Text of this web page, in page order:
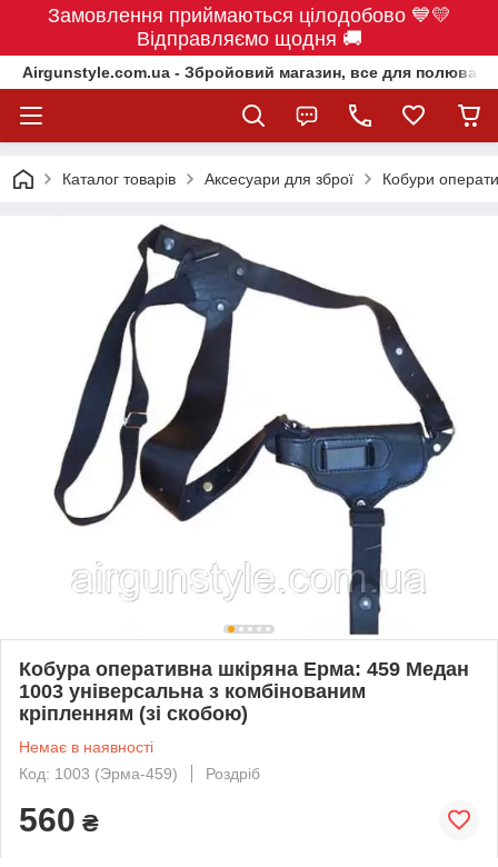
Замовлення приймаються цілодобово 💙💛
Відправляємо щодня 🚚
Airgunstyle.com.ua - Збройовий магазин, все для
Каталог товарів Аксесуари для зброї Кобури
Кобура оперативна шкіряна Ерма: 459 Медан
1003 універсальна з комбінованим
кріпленням (зі скобою)
Немає в наявності
Код: 1003 (Эрма-459)
Роздріб
560 ₴